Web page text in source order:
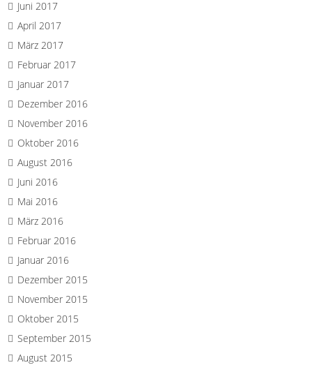
Juni 2017
April 2017
März 2017
Februar 2017
Januar 2017
Dezember 2016
November 2016
Oktober 2016
August 2016
Juni 2016
Mai 2016
März 2016
Februar 2016
Januar 2016
Dezember 2015
November 2015
Oktober 2015
September 2015
August 2015